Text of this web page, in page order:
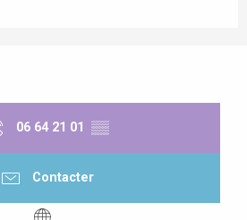
06 64 21 01 ▒▒
Contacter